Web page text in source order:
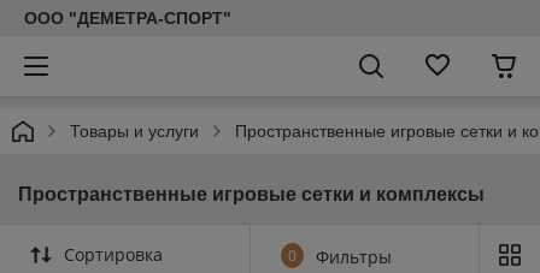
ООО "ДЕМЕТРА-СПОРТ"
Товары и услуги Пространственные игровые сетки и
Пространственные игровые сетки и комплексы
Сортировка 0 Фильтры